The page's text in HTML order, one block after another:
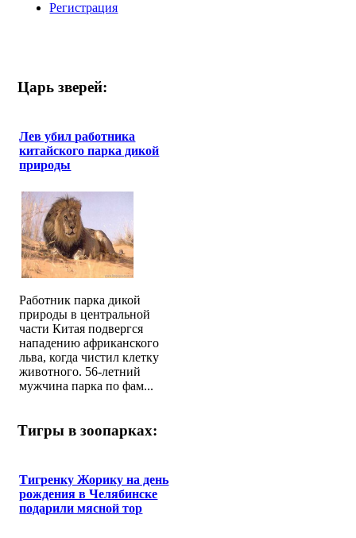
Регистрация
Царь зверей:
Лев убил работника
китайского парка дикой
природы
Работник парка дикой
природы в центральной
части Китая подвергся
нападению африканского
льва, когда чистил клетку
животного. 56-летний
мужчина парка по фам...
Тигры в зоопарках:
Тигренку Жорику на день
рождения в Челябинске
подарили мясной тор